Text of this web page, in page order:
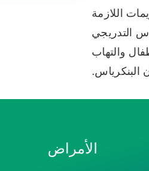
اللازمة
التدريجي
والتهاب
البنكرياس.
الأمراض